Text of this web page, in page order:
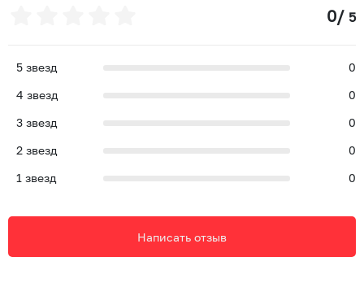
0/ 5
5 звезд
0
4 звезд
0
3 звезд
0
2 звезд
0
1 звезд 0
Написать отзыв